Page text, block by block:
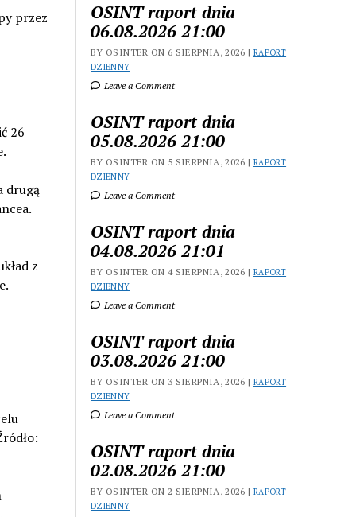
przez
26
drugą
z
OSINT raport dnia
06.08.2026 21:00
BY OSINTER ON 6 SIERPNIA, 2026 | RAPORT
DZIENNY
Leave a Comment
OSINT raport dnia
05.08.2026 21:00
BY OSINTER ON 5 SIERPNIA, 2026 | RAPORT
DZIENNY
Leave a Comment
OSINT raport dnia
04.08.2026 21:01
BY OSINTER ON 4 SIERPNIA, 2026 | RAPORT
DZIENNY
Leave a Comment
OSINT raport dnia
03.08.2026 21:00
BY OSINTER ON 3 SIERPNIA, 2026 | RAPORT
DZIENNY
Leave a Comment
OSINT raport dnia
02.08.2026 21:00
BY OSINTER ON 2 SIERPNIA, 2026 | RAPORT
DZIENNY